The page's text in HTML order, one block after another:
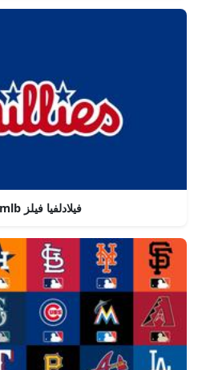
شعار mlb فيلادلفيا فيلز